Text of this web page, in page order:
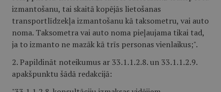
izmantošanu, tai skaitā kopējās lietošanas
transportlīdzekļa izmantošanu kā taksometru, vai auto
noma. Taksometra vai auto noma pieļaujama tikai tad,
ja to izmanto ne mazāk kā trīs personas vienlaikus;".
2. Papildināt noteikumus ar 33.1.1.2.8. un 33.1.1.2.9.
apakšpunktu šādā redakcijā: